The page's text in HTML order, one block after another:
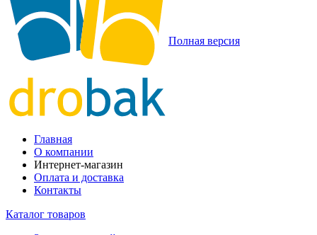
Полная версия
Главная
О компании
Интернет-магазин
Оплата и доставка
Контакты
Каталог товаров